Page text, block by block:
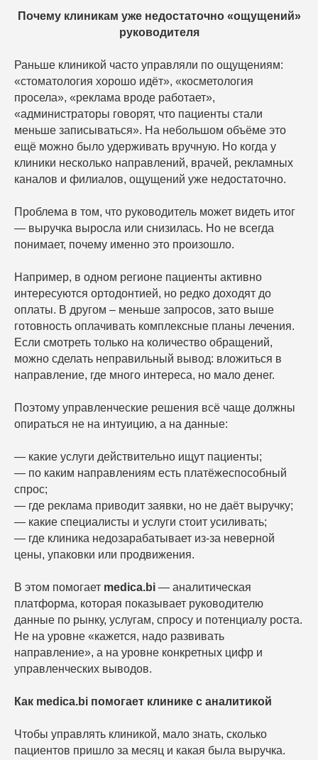
Почему клиникам уже недостаточно «ощущений»
руководителя
Раньше клиникой часто управляли по ощущениям:
«стоматология хорошо идёт», «косметология
просела», «реклама вроде работает»,
«администраторы говорят, что пациенты стали
меньше записываться». На небольшом объёме это
ещё можно было удерживать вручную. Но когда у
клиники несколько направлений, врачей, рекламных
каналов и филиалов, ощущений уже недостаточно.
Проблема в том, что руководитель может видеть итог
— выручка выросла или снизилась. Но не всегда
понимает, почему именно это произошло.
Например, в одном регионе пациенты активно
интересуются ортодонтией, но редко доходят до
оплаты. В другом – меньше запросов, зато выше
готовность оплачивать комплексные планы лечения.
Если смотреть только на количество обращений,
можно сделать неправильный вывод: вложиться в
направление, где много интереса, но мало денег.
Поэтому управленческие решения всё чаще должны
опираться не на интуицию, а на данные:
— какие услуги действительно ищут пациенты;
— по каким направлениям есть платёжеспособный
спрос;
— где реклама приводит заявки, но не даёт выручку;
— какие специалисты и услуги стоит усиливать;
— где клиника недозарабатывает из-за неверной
цены, упаковки или продвижения.
В этом помогает medica.bi — аналитическая
платформа, которая показывает руководителю
данные по рынку, услугам, спросу и потенциалу роста.
Не на уровне «кажется, надо развивать
направление», а на уровне конкретных цифр и
управленческих выводов.
Как medica.bi помогает клинике с аналитикой
Чтобы управлять клиникой, мало знать, сколько
пациентов пришло за месяц и какая была выручка.
Оставьте заявку на аудит — покажем, где
сейчас находится потенциал роста, какие
направления можно усилить и как принимать
данных.